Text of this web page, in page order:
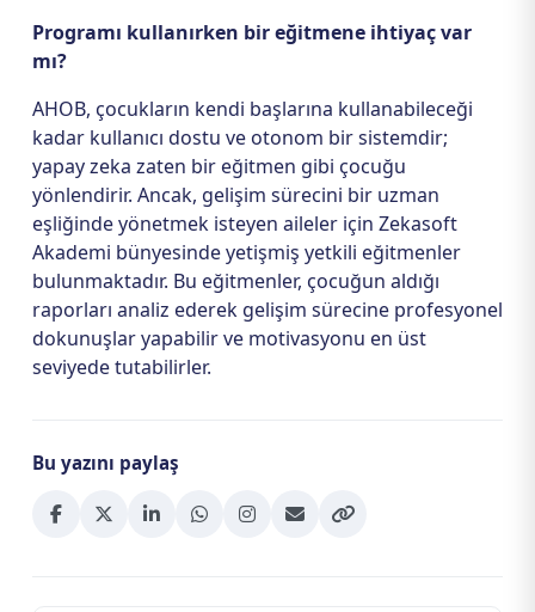
Programı kullanırken bir eğitmene ihtiyaç var
mı?
AHOB, çocukların kendi başlarına kullanabileceği
kadar kullanıcı dostu ve otonom bir sistemdir;
yapay zeka zaten bir eğitmen gibi çocuğu
yönlendirir. Ancak, gelişim sürecini bir uzman
eşliğinde yönetmek isteyen aileler için Zekasoft
Akademi bünyesinde yetişmiş yetkili eğitmenler
bulunmaktadır. Bu eğitmenler, çocuğun aldığı
raporları analiz ederek gelişim sürecine profesyonel
dokunuşlar yapabilir ve motivasyonu en üst
seviyede tutabilirler.
Bu yazını paylaş